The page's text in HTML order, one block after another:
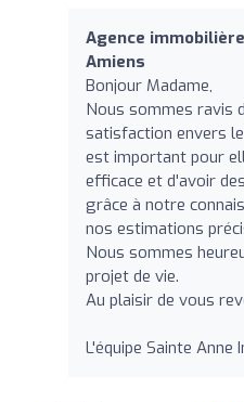
Agence
Amiens
Bonjour Madame,
Nous sommes ravis
satisfaction envers
est important pour
efficace et d'avoir
grâce à notre
nos estimations
Nous sommes
projet de vie.
Au plaisir de vous
L'équipe Sainte Anne